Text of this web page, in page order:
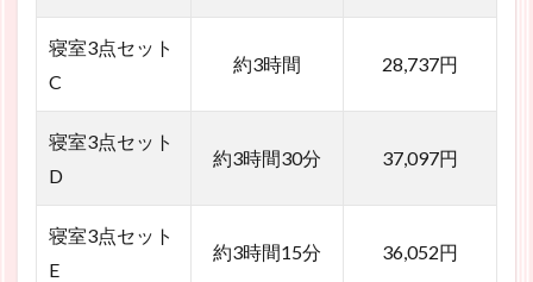
寝室3点セット
C
約3時間 28,737円
寝室3点セット
D
約3時間30分 37,097円
寝室3点セット
E
約3時間15分 36,052円